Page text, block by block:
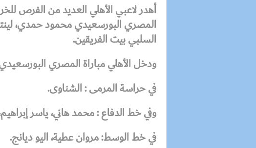
أهدر لاعبي الأهلي العديد من الفرص
المصري البورسعيدي محمود حمدي،
السلبي بيت الفريقين.
ودخل الأهلي مباراة المصري
في حراسة المرمى : الشناوى.
وفي خط الدفاع : محمد هاني، ياسر
في خط الوسط: مروان عطية، اليو ديانج.